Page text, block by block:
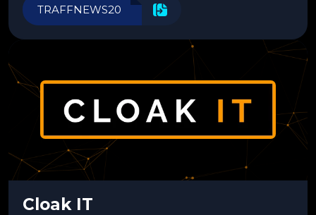
инструменты для управления финансами.
TRAFFNEWS20
Cloak IT